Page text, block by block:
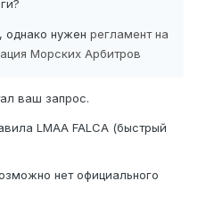
однако нужен регламент на
Морских Арбитров
ваш запрос.
LMAA FALCA (быстрый
нет официального